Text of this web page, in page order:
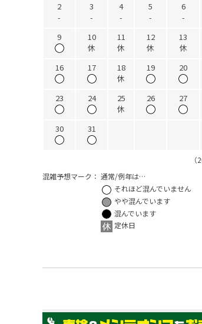
2
-
3
-
4
-
5
-
6
-
9
10
休
11
休
12
休
13
休
16 17
18
休
19 20
23 24
25
休
26 27
30 31
混雑予想マーク： 通常/例年は…
それほど混んでいません
やや混んでいます
混んでいます
定休日